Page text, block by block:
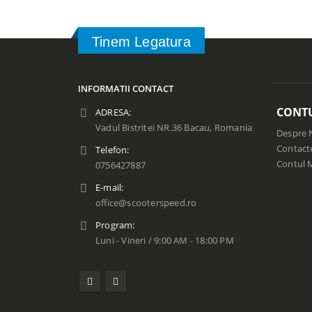
Tinem Legatura
INFORMATII CONTACT
ADRESA:
Vadul Bistritei NR.36 Bacau, Romania
Telefon:
0756427887
E-mail:
office@scooterspeed.ro
Program:
Luni - Vineri / 9:00 AM - 18:00 PM
Despre
Contul